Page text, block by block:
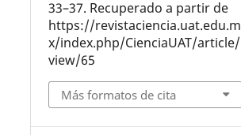
33–37. Recuperado a partir de
https://revistaciencia.uat.edu.m
x/index.php/CienciaUAT/article/
view/65
Más formatos de cita